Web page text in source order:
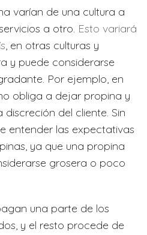
varían de una cultura a
a otro. Esto variará
, en otras culturas y
y puede considerarse
Por ejemplo, en
obliga a dejar propina y
del cliente. Sin
entender las expectativas
ya que una propina
grosera o poco
una parte de los
y el resto procede de